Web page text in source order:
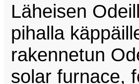
Läheisen
pihalla
rakennetun
solar furnace,